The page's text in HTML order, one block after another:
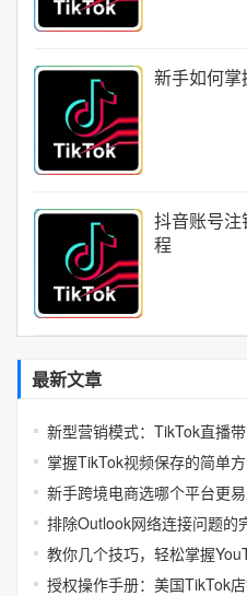
新手如何
抖音账号
程
最新文章
新型营销模式：TikTok直播
掌握TikTok视频保存的简单
排除Outlook网络连接问题的
教你几个技巧，轻松掌握
授权操作手册：美国TikTok